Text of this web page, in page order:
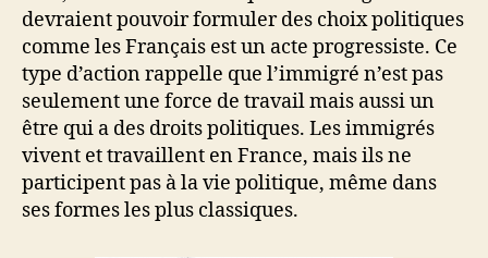
devraient pouvoir formuler des choix politiques
comme les Français est un acte progressiste. Ce
type d’action rappelle que l’immigré n’est pas
seulement une force de travail mais aussi un
être qui a des droits politiques. Les immigrés
vivent et travaillent en France, mais ils ne
participent pas à la vie politique, même dans
ses formes les plus classiques.